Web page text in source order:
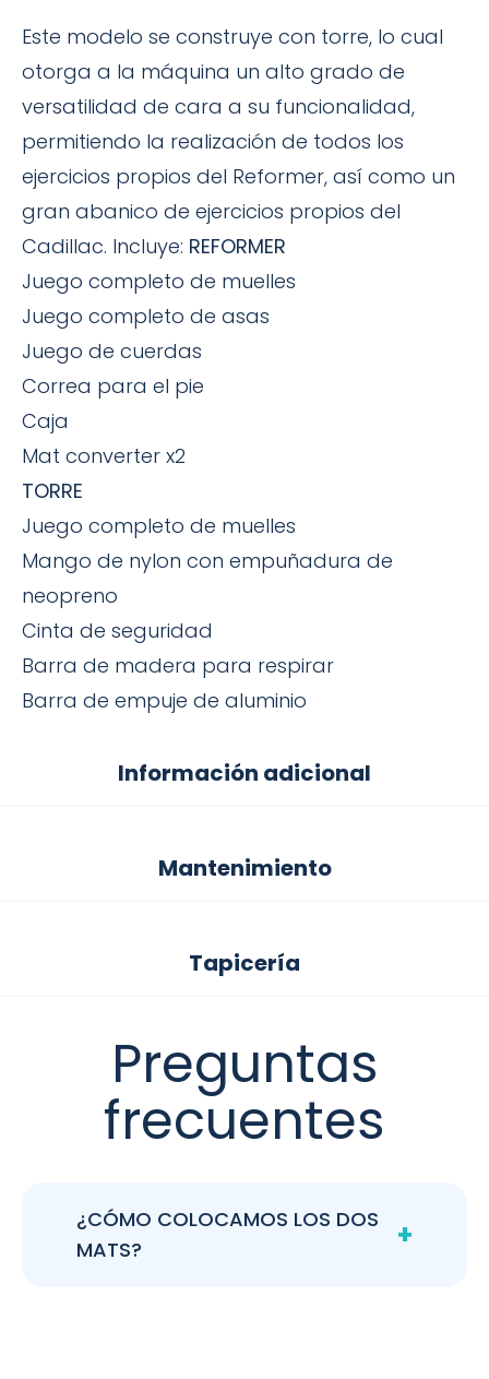
Información adicional
Mantenimiento
Tapicería
Este modelo se construye con torre, lo cual
otorga a la máquina un alto grado de
versatilidad de cara a su funcionalidad,
permitiendo la realización de todos los
ejercicios propios del Reformer, así como un
gran abanico de ejercicios propios del
Cadillac. Incluye: REFORMER
Juego completo de muelles
Juego completo de asas
Juego de cuerdas
Correa para el pie
Caja
Mat converter x2
TORRE
Juego completo de muelles
Mango de nylon con empuñadura de
neopreno
Cinta de seguridad
Barra de madera para respirar
Barra de empuje de aluminio
Preguntas
frecuentes
¿CÓMO COLOCAMOS LOS DOS
MATS?
+